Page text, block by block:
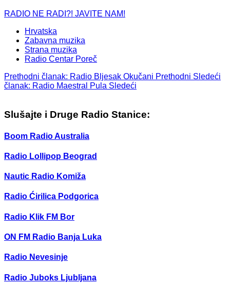
RADIO NE RADI?! JAVITE NAM!
Hrvatska
Zabavna muzika
Strana muzika
Radio Centar Poreč
Prethodni članak: Radio Bljesak Okučani Prethodni Sledeći
članak: Radio Maestral Pula Sledeći
Slušajte i Druge Radio Stanice:
Boom Radio Australia
Radio Lollipop Beograd
Nautic Radio Komiža
Radio Ćirilica Podgorica
Radio Klik FM Bor
ON FM Radio Banja Luka
Radio Nevesinje
Radio Juboks Ljubljana